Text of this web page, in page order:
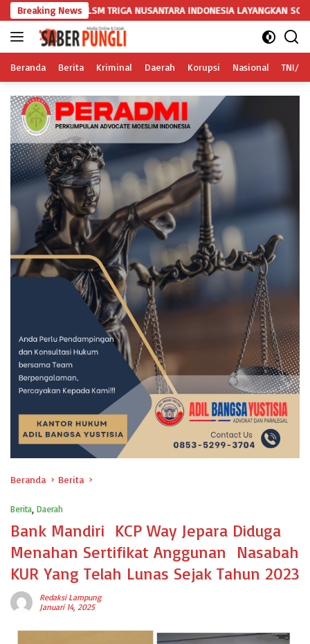
Langsung
ke
konten
Breaking News
TRIGA NUSANTARA INDONESIA LAYANGKAN SOMASI KEDUA DAN
Beranda Berita Kriminal Daerah Korupsi Nasional TNI/
Beranda Berita
Berita Daerah
Bank Mandiri KCP Way Jepara Diduga
Menahan Sertifikat Anggunan Nasabah
KUR Yang Telah Lunas Sejak Tahun 2023
Redaksi Lampung
Januari 14, 2025